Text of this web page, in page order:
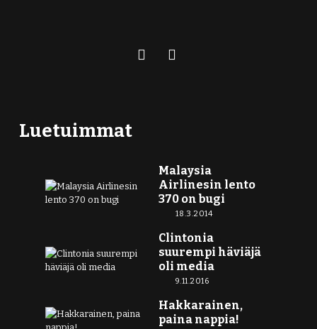
Luetuimmat
Malaysia
Airlinesin lento
370 on bugi
18.3.2014
Clintonia
suurempi häviäjä
oli media
9.11.2016
Hakkarainen,
paina nappia!